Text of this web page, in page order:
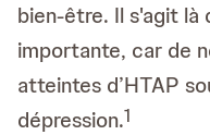
bien-être. Il s'agit là
importante, car de
atteintes d’HTAP
dépression.1